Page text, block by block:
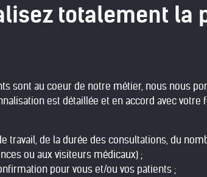
totalement la
sont au coeur de notre métier, nous nous
est détaillée et en accord avec
travail, de la durée des consultations, du
ou aux visiteurs médicaux) ;
pour vous et/ou vos patients ;